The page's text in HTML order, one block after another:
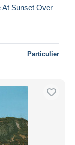
At Sunset Over
Particulier